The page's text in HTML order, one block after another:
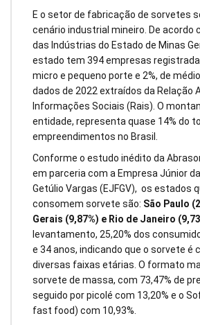
E o setor de fabricação de sorvetes
cenário industrial mineiro. De acordo
das Indústrias do Estado de Minas
estado tem 394 empresas
micro e pequeno porte e 2%, de
dados de 2022 extraídos da Relação
Informações Sociais (Rais). O
entidade, representa quase 14% do
empreendimentos no Brasil.
Conforme o estudo inédito da
em parceria com a Empresa Júnior
Getúlio Vargas (EJFGV), os estados
consomem sorvete são: São Paulo
Gerais (9,87%) e Rio de Janeiro
levantamento, 25,20% dos
e 34 anos, indicando que o sorvete é
diversas faixas etárias. O formato
sorvete de massa, com 73,47% de
seguido por picolé com 13,20% e o
fast food) com 10,93%.